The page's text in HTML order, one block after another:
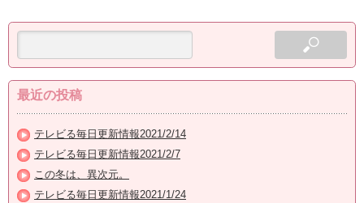
最近の投稿
テレビる毎日更新情報2021/2/14
テレビる毎日更新情報2021/2/7
この冬は、異次元。
テレビる毎日更新情報2021/1/24